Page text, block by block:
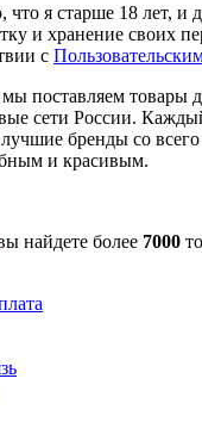
я старше 18 лет, и
и хранение своих
с
поставляем товары
сети России.
бренды со
и красивым.
найдете более 7000